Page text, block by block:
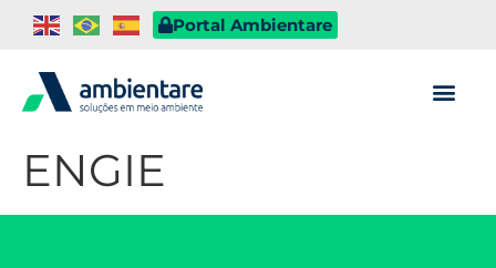
Portal Ambientare
ENGIE